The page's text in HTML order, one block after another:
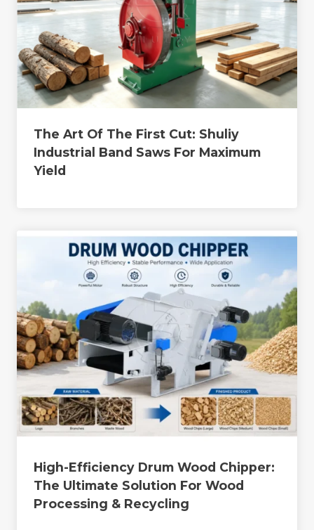
The Art Of The First Cut: Shuliy
Industrial Band Saws For Maximum
Yield
High-Efficiency Drum Wood Chipper:
The Ultimate Solution For Wood
Processing & Recycling